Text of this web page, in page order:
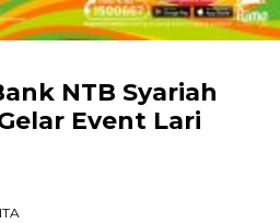
NTB Syariah
Event Lari